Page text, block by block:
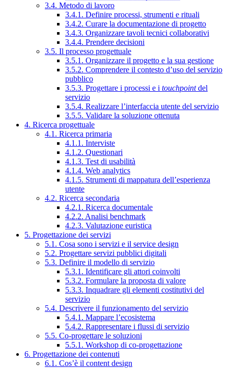
3.4. Metodo di lavoro
3.4.1. Definire processi, strumenti e rituali
3.4.2. Curare la documentazione di progetto
3.4.3. Organizzare tavoli tecnici collaborativi
3.4.4. Prendere decisioni
3.5. Il processo progettuale
3.5.1. Organizzare il progetto e la sua gestione
3.5.2. Comprendere il contesto d’uso del servizio
pubblico
3.5.3. Progettare i processi e i touchpointdel
servizio
3.5.4. Realizzare l’interfaccia utente del servizio
3.5.5. Validare la soluzione ottenuta
4. Ricerca progettuale
4.1. Ricerca primaria
4.1.1. Interviste
4.1.2. Questionari
4.1.3. Test di usabilità
4.1.4. Web analytics
4.1.5. Strumenti di mappatura dell’esperienza
utente
4.2. Ricerca secondaria
4.2.1. Ricerca documentale
4.2.2. Analisi benchmark
4.2.3. Valutazione euristica
5. Progettazione dei servizi
5.1. Cosa sono i servizi e il service design
5.2. Progettare servizi pubblici digitali
5.3. Definire il modello di servizio
5.3.1. Identificare gli attori coinvolti
5.3.2. Formulare la proposta di valore
5.3.3. Inquadrare gli elementi costitutivi del
servizio
5.4. Descrivere il funzionamento del servizio
5.4.1. Mappare l’ecosistema
5.4.2. Rappresentare i flussi di servizio
5.5. Co-progettare le soluzioni
5.5.1. Workshop di co-progettazione
6. Progettazione dei contenuti
6.1. Cos’è il content design